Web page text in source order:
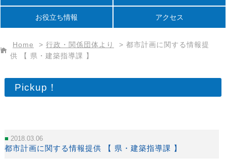
お役立ち情報 アクセス
Home > 行政・関係団体より > 都市計画に関する情報提
供 【 県・建築指導課 】
Pickup！
2018.03.06
都市計画に関する情報提供 【 県・建築指導課 】